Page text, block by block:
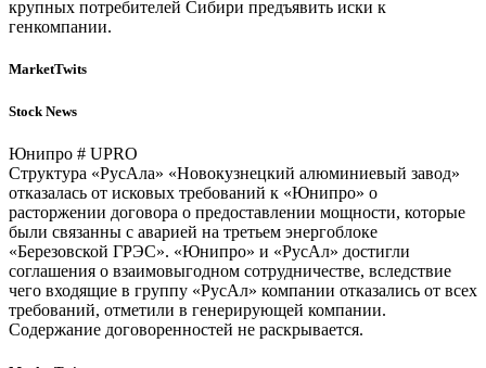
крупных потребителей Сибири предъявить иски к
генкомпании.
MarketTwits
Stock News
Юнипро # UPRO
Структура «РусАла» «Новокузнецкий алюминиевый завод»
отказалась от исковых требований к «Юнипро» о
расторжении договора о предоставлении мощности, которые
были связанны с аварией на третьем энергоблоке
«Березовской ГРЭС». «Юнипро» и «РусАл» достигли
соглашения о взаимовыгодном сотрудничестве, вследствие
чего входящие в группу «РусАл» компании отказались от всех
требований, отметили в генерирующей компании.
Содержание договоренностей не раскрывается.